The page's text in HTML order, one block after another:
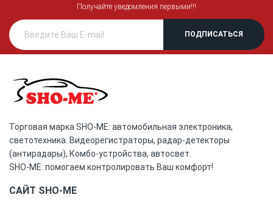
Получайте уведомления первыми!!!
Торговая марка SHO-ME: автомобильная электроника,
светотехника. Видеорегистраторы, радар-детекторы
(антирадары), Комбо-устройства, автосвет.
SHO-ME: помогаем контролировать Ваш комфорт!
САЙТ SHO-ME